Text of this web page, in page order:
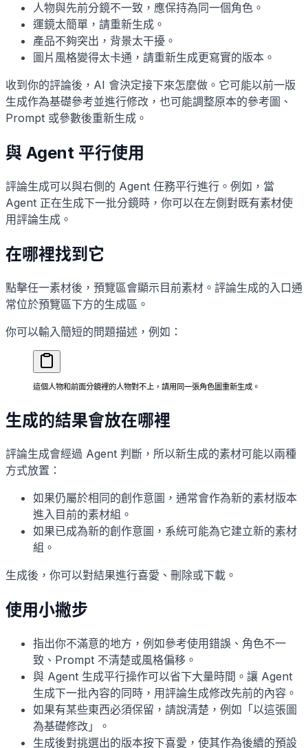
人物與先前分鏡不一致，應保持為同一個角色。
運鏡太簡單，請重新生成。
產品不夠突出，背景太干擾。
圖片風格變得太卡通，請重新生成更寫實的版本。
收到你的評論後，AI 會決定接下來怎麼做。它可能以前一版
生成作為基礎參考並進行修改，也可能調整原本的參考圖、
Prompt 或參數後重新生成。
與 Agent 平行使用
評論生成可以與右側的 Agent 任務平行進行。例如，當
Agent 正在生成下一批分鏡時，你可以在左側對既有素材使
用評論生成。
在哪裡找到它
點擊任一素材後，預覽區會顯示目前素材。評論生成的入口通
常位於預覽區下方的生成區。
你可以輸入簡短的問題描述，例如：
這個人物和前面分鏡裡的人物對不上，請用同一張角色圖重新生成。
生成的結果會放在哪裡
評論生成會經過 Agent 判斷，所以新生成的素材可能以兩種
方式放置：
如果仍屬於相同的創作意圖，通常會作為新的素材版本
進入目前的素材組。
如果已成為新的創作意圖，系統可能為它建立新的素材
組。
生成後，你可以對結果進行喜愛、刪除或下載。
使用小撇步
指出你不滿意的地方，例如參考使用錯誤、角色不一
致、Prompt 不清楚或風格偏移。
與 Agent 生成平行操作可以省下大量時間。讓 Agent
生成下一批內容的同時，用評論生成修改先前的內容。
如果有某些東西必須保留，請說清楚，例如「以這張圖
為基礎修改」。
生成後對挑選出的版本按下喜愛，使其作為後續的預設